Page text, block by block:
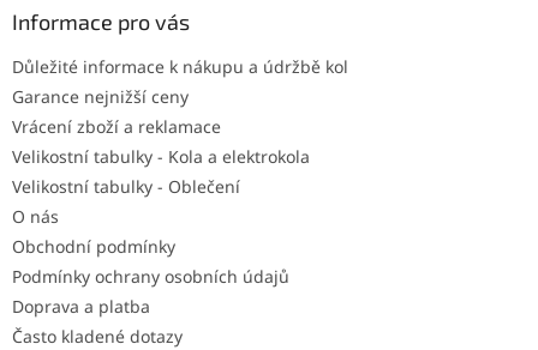
Informace pro vás
Důležité informace k nákupu a údržbě kol
Garance nejnižší ceny
Vrácení zboží a reklamace
Velikostní tabulky - Kola a elektrokola
Velikostní tabulky - Oblečení
O nás
Obchodní podmínky
Podmínky ochrany osobních údajů
Doprava a platba
Často kladené dotazy